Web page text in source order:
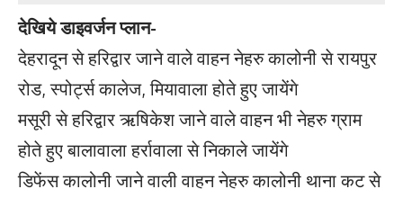
देखिये डाइवर्जन प्लान-
देहरादून से हरिद्वार जाने वाले वाहन नेहरु कालोनी से रायपुर
रोड, स्पोर्ट्स कालेज, मियावाला होते हुए जायेंगे
मसूरी से हरिद्वार ऋषिकेश जाने वाले वाहन भी नेहरु ग्राम
होते हुए बालावाला हर्रावाला से निकाले जायेंगे
डिफेंस कालोनी जाने वाली वाहन नेहरु कालोनी थाना कट से